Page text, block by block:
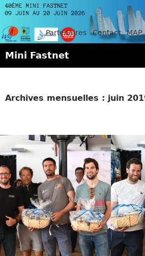
Partenaires Contact MAP
Mini Fastnet
Archives mensuelles : juin